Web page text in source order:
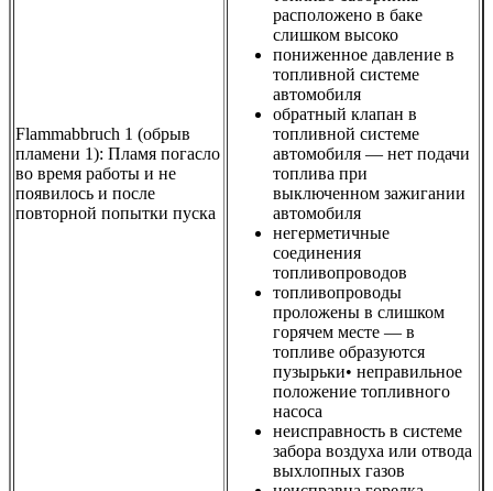
Flammabbruch 1 (обрыв
пламени 1): Пламя погасло
во время работы и не
появилось и после
повторной попытки пуска
расположено в баке
слишком высоко
пониженное давление в
топливной системе
автомобиля
обратный клапан в
топливной системе
автомобиля — нет подачи
топлива при
выключенном зажигании
автомобиля
негерметичные
соединения
топливопроводов
топливопроводы
проложены в слишком
горячем месте — в
топливе образуются
пузырьки• неправильное
положение топливного
насоса
неисправность в системе
забора воздуха или отвода
выхлопных газов